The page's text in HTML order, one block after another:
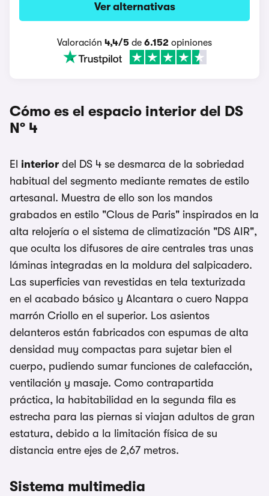
Ver alternativas
Valoración 4,4/5 de 6.152 opiniones
Cómo es el espacio interior del DS
Nº 4
El interior del DS 4 se desmarca de la sobriedad
habitual del segmento mediante remates de estilo
artesanal. Muestra de ello son los mandos
grabados en estilo "Clous de Paris" inspirados en la
alta relojería o el sistema de climatización "DS AIR",
que oculta los difusores de aire centrales tras unas
láminas integradas en la moldura del salpicadero.
Las superficies van revestidas en tela texturizada
en el acabado básico y Alcantara o cuero Nappa
marrón Criollo en el superior. Los asientos
delanteros están fabricados con espumas de alta
densidad muy compactas para sujetar bien el
cuerpo, pudiendo sumar funciones de calefacción,
ventilación y masaje. Como contrapartida
práctica, la habitabilidad en la segunda fila es
estrecha para las piernas si viajan adultos de gran
estatura, debido a la limitación física de su
distancia entre ejes de 2,67 metros.
Sistema multimedia